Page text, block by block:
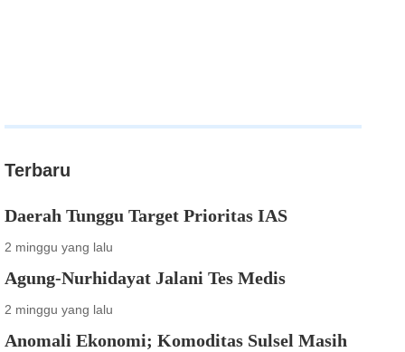
Terbaru
Daerah Tunggu Target Prioritas IAS
2 minggu yang lalu
Agung-Nurhidayat Jalani Tes Medis
2 minggu yang lalu
Anomali Ekonomi; Komoditas Sulsel Masih